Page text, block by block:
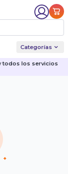
Categorías
todos los servicios